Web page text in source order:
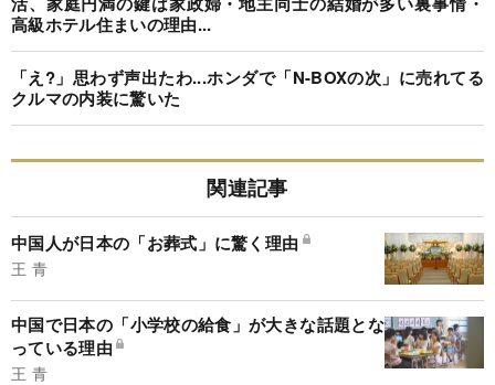
高級ホテル住まいの理由...
「え?」思わず声出たわ...ホンダで「N-BOXの次」に売れてる
クルマの内装に驚いた
関連記事
中国人が日本の「お葬式」に驚く理由
王 青
中国で日本の「小学校の給食」が大きな話題とな
っている理由
王 青